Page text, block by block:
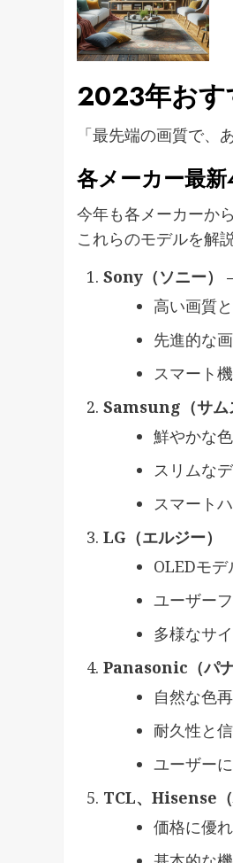
2023年お
「最先端の画質で、
各メーカー最
今年も各メーカーか
これらのモデルを解
Sony（ソニー）
高い画質
先進的な
スマート
Samsung（サム
鮮やかな
スリムな
スマート
LG（エルジー）
OLEDモ
ユーザー
多様なサ
Panasonic（パ
自然な色
耐久性と
ユーザー
TCL、Hisense
価格に優